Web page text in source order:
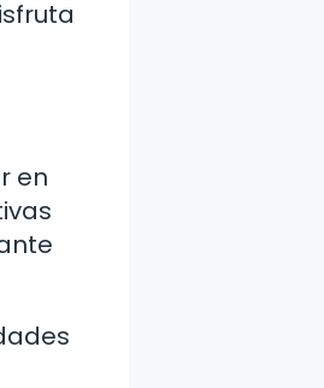
en